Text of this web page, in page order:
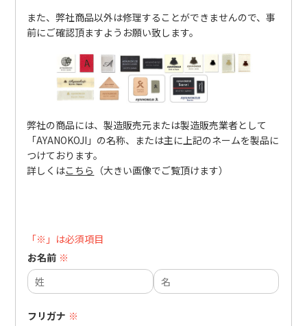
また、弊社商品以外は修理することができませんので、事
前にご確認頂ますようお願い致します。
弊社の商品には、製造販売元または製造販売業者として
「AYANOKOJI」の名称、または主に上記のネームを製品に
つけております。
詳しくはこちら （大きい画像でご覧頂けます）
「※」は必須項目
お名前 ※
フリガナ ※